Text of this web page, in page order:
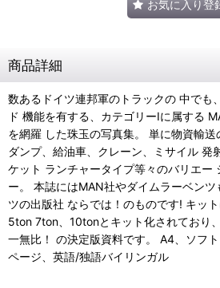
お気に入り登
商品詳細
数あるドイツ連邦軍のトラックの 中でも
ド 機能を有する、カテゴリーIに属する
を網羅 した珠玉の写真集。 単に物資輸
ダンプ、給油車、クレーン、ミサイル 発
ケット ランチャータイプ等々のバリエー
ー。 本誌にはMAN社やダイムラーベン
ツの出版社 ならでは！のものです! キット
5ton 7ton、10tonとキット化されており
一無比！ の決定版資料です。 A4、ソフ
ページ、英語/独語バイリンガル